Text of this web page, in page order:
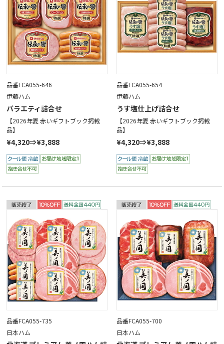
品番FCA055-646
伊藤ハム
バラエティ詰合せ
【2026年夏 赤いギフトブック掲載
品】
¥4,320⇒¥3,888
品番FCA055-654
伊藤ハム
うす塩仕上げ詰合せ
【2026年夏 赤いギフトブック掲載
品】
¥4,320⇒¥3,888
品番FCA055-735
日本ハム
品番FCA055-700
日本ハム